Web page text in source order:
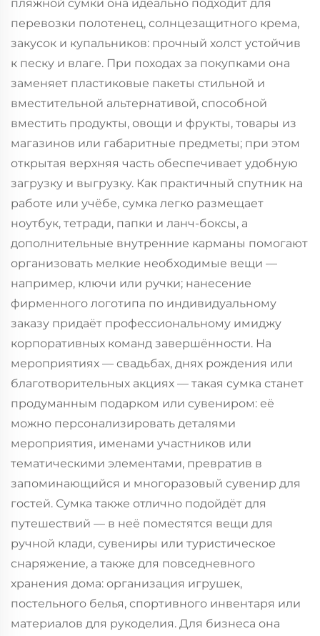
пляжной сумки она идеально подходит для
перевозки полотенец, солнцезащитного крема,
закусок и купальников: прочный холст устойчив
к песку и влаге. При походах за покупками она
заменяет пластиковые пакеты стильной и
вместительной альтернативой, способной
вместить продукты, овощи и фрукты, товары из
магазинов или габаритные предметы; при этом
открытая верхняя часть обеспечивает удобную
загрузку и выгрузку. Как практичный спутник на
работе или учёбе, сумка легко размещает
ноутбук, тетради, папки и ланч-боксы, а
дополнительные внутренние карманы помогают
организовать мелкие необходимые вещи —
например, ключи или ручки; нанесение
фирменного логотипа по индивидуальному
заказу придаёт профессиональному имиджу
корпоративных команд завершённости. На
мероприятиях — свадьбах, днях рождения или
благотворительных акциях — такая сумка станет
продуманным подарком или сувениром: её
можно персонализировать деталями
мероприятия, именами участников или
тематическими элементами, превратив в
запоминающийся и многоразовый сувенир для
гостей. Сумка также отлично подойдёт для
путешествий — в неё поместятся вещи для
ручной клади, сувениры или туристическое
снаряжение, а также для повседневного
хранения дома: организация игрушек,
постельного белья, спортивного инвентаря или
материалов для рукоделия. Для бизнеса она